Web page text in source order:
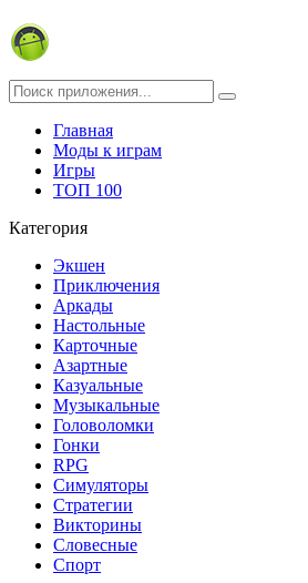
Главная
Моды к играм
Игры
ТОП 100
Категория
Экшен
Приключения
Аркады
Настольные
Карточные
Азартные
Казуальные
Музыкальные
Головоломки
Гонки
RPG
Симуляторы
Стратегии
Викторины
Словесные
Спорт